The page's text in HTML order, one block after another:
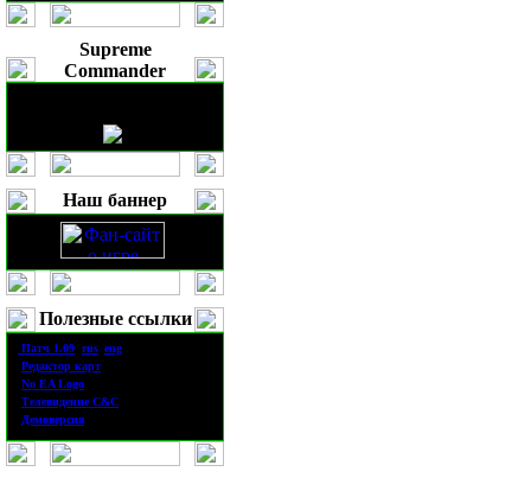
Supreme
Commander
Наш баннер
Полезные ссылки
Патч 1.09 rus eng
Редактор карт
No EA Logo
ТелевидениеC&C
Демоверсия